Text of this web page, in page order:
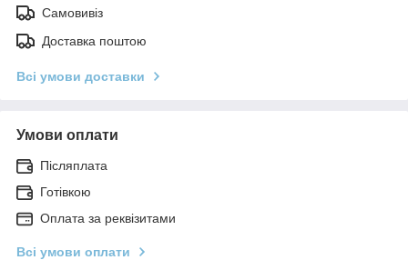
Самовивіз
Доставка поштою
Всі умови доставки
Умови оплати
Післяплата
Готівкою
Оплата за реквізитами
Всі умови оплати